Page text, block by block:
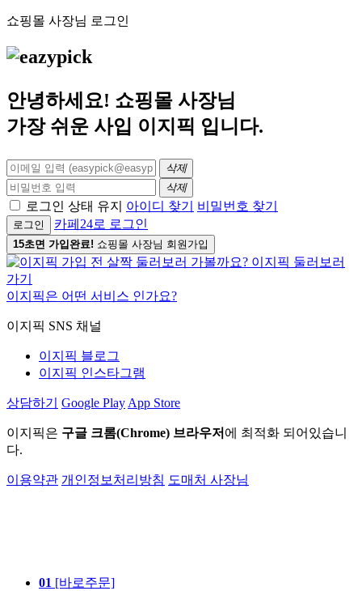
쇼핑몰 사장님 로그인
안녕하세요! 쇼핑몰 사장님
가장 쉬운 사입 이지픽 입니다.
삭제
삭제
로그인 상태 유지 아이디 찾기 비밀번호 찾기
로그인 카페24로 로그인
15초면 가입완료! 쇼핑몰 사장님 회원가입
이지픽은 어떤 서비스 인가요?
이지픽 SNS 채널
이지픽 블로그
이지픽 인스타그램
상담하기 Google Play App Store
이지픽은 구글 크롬(Chrome) 브라우저 에 최적화 되어있습니
다.
이용약관 개인정보처리방침 도매처 사장님
01 [바로주문]